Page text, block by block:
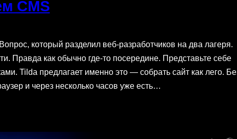
CMS
который разделил веб-разработчиков на два лагеря.
Правда как обычно где-то посередине. Представьте себе
Tilda предлагает именно это — собрать сайт как лего.
и через несколько часов уже есть…